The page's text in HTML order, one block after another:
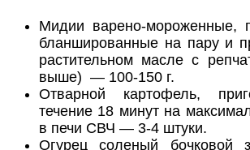
Мидии варено-мороженные,
бланшированные на пару и
растительном масле с
выше) — 100-150 г.
Отварной картофель,
течение 18 минут на
в печи СВЧ — 3-4 штуки.
Огурец соленый бочковой